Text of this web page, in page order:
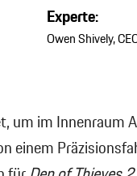
Experte:
Owen Shively,
um im Innenraum
einem